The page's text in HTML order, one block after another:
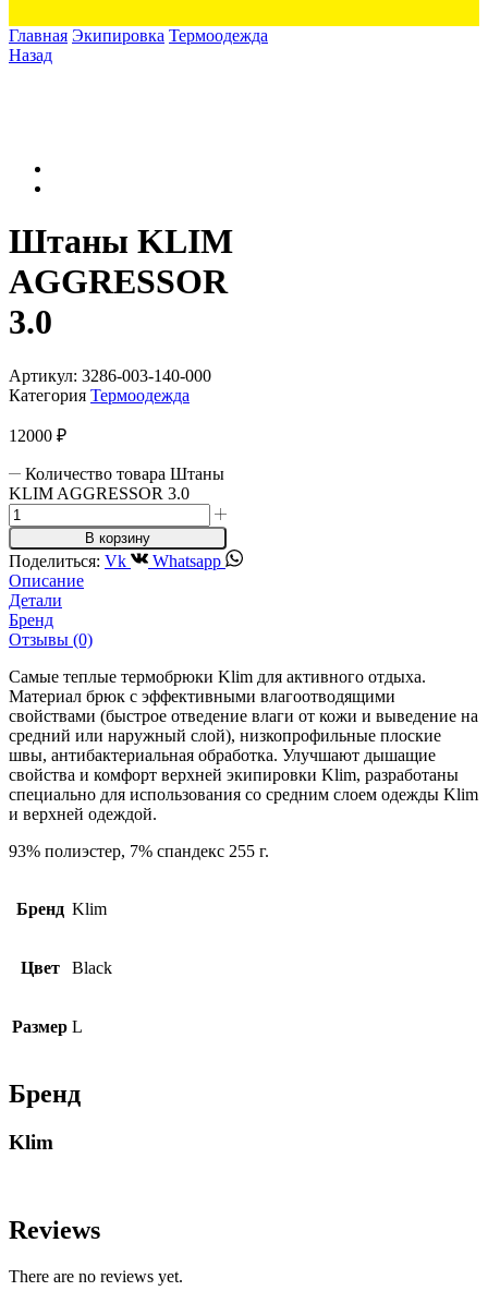
Главная Экипировка Термоодежда
Назад
Штаны KLIM
AGGRESSOR
3.0
Артикул: 3286-003-140-000
Категория Термоодежда
12000 ₽
Количество товара Штаны
KLIM AGGRESSOR 3.0
В корзину
Поделиться: Vk
Whatsapp
Описание
Детали
Бренд
Отзывы (0)
Самые теплые термобрюки Klim для активного отдыха.
Материал брюк с эффективными влагоотводящими
свойствами (быстрое отведение влаги от кожи и выведение на
средний или наружный слой), низкопрофильные плоские
швы, антибактериальная обработка. Улучшают дышащие
свойства и комфорт верхней экипировки Klim, разработаны
специально для использования со средним слоем одежды Klim
и верхней одеждой.
93% полиэстер, 7% спандекс 255 г.
Бренд Klim
Цвет Black
Размер L
Бренд
Klim
Reviews
There are no reviews yet.